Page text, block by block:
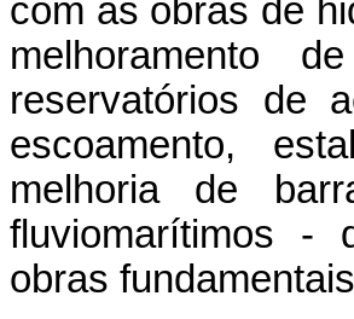
com as obras de
melhoramento
reservatórios de
escoamento,
melhoria de
fluviomarítimos -
obras